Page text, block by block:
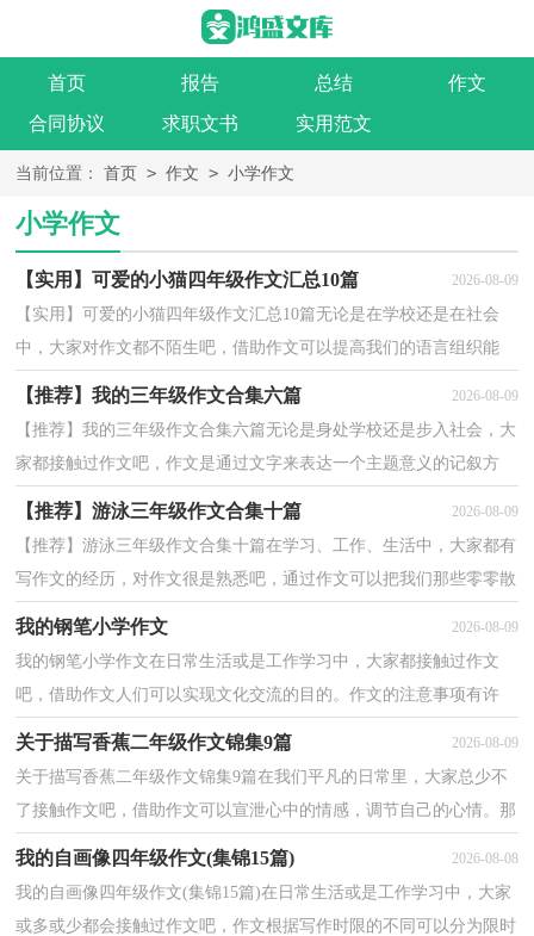
首页 报告 总结
作文
合同协议
求职文书 实用范文
当前位置： 首页 > 作文 > 小学作文
小学作文
【实用】可爱的小猫四年级作文汇总10篇 2026-08-09
【实用】可爱的小猫四年级作文汇总10篇无论是在学校还是在社会
中，大家对作文都不陌生吧，借助作文可以提高我们的语言组织能
【推荐】我的三年级作文合集六篇 2026-08-09
【推荐】我的三年级作文合集六篇无论是身处学校还是步入社会，大
家都接触过作文吧，作文是通过文字来表达一个主题意义的记叙方
【推荐】游泳三年级作文合集十篇 2026-08-09
【推荐】游泳三年级作文合集十篇在学习、工作、生活中，大家都有
写作文的经历，对作文很是熟悉吧，通过作文可以把我们那些零零散
我的钢笔小学作文 2026-08-09
我的钢笔小学作文在日常生活或是工作学习中，大家都接触过作文
吧，借助作文人们可以实现文化交流的目的。作文的注意事项有许
关于描写香蕉二年级作文锦集9篇 2026-08-09
关于描写香蕉二年级作文锦集9篇在我们平凡的日常里，大家总少不
了接触作文吧，借助作文可以宣泄心中的情感，调节自己的心情。那
我的自画像四年级作文(集锦15篇) 2026-08-08
我的自画像四年级作文(集锦15篇)在日常生活或是工作学习中，大家
或多或少都会接触过作文吧，作文根据写作时限的不同可以分为限时